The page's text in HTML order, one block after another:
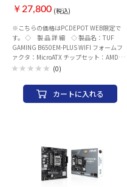
GAMING B650EM-PLUS WIFI
￥27,800 (税込)
※こちらの価格はPCDEPOT WEB限定で
す。 ◇ 製 品 詳 細 ◇ 製品名：TUF
GAMING B650EM-PLUS WIFI フォームフ
ァクタ：MicroATX チップセット：AMD
B650 CPUソケット：AMD AM5 メモリ ・
ロット数：4 ・最大容量：256GB 拡張ス
ロット ・PCI-Express 5.0 x 16 スロット×
1 (Ryzen 9000/7000シリーズ搭載時) ・
ジ ・M.2× 3 ・SATA× 4 ネットワーク 有
線LAN：Realtek 2.5Gb Ethernet ワイヤレ
ス：2x2 Wi-Fi 6E (802.11ax) Bluetooth：
v5.3 USBインターフェース リア ・USB
Type-C ポート ×1 ・USB3.0 Aポート ×3
(0)
カートに入れる